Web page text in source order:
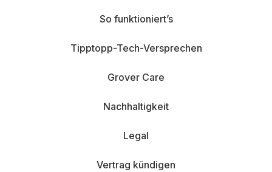
So funktioniert’s
Tipptopp-Tech-Versprechen
Grover Care
Nachhaltigkeit
Legal
Vertrag kündigen